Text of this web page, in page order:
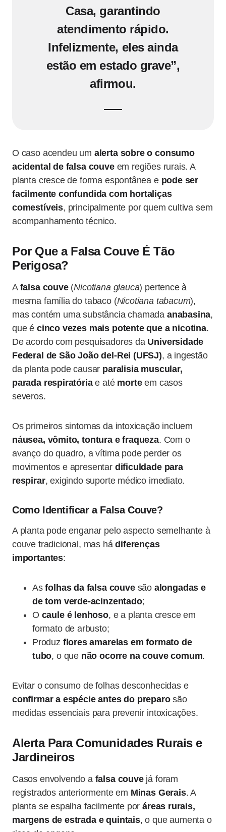
Casa, garantindo
atendimento rápido.
Infelizmente, eles ainda
estão em estado grave”,
afirmou.
O caso acendeu um alerta sobre o consumo
acidental de falsa couveem regiões rurais. A
planta cresce de forma espontânea e pode ser
facilmente confundida com hortaliças
comestíveis, principalmente por quem cultiva sem
acompanhamento técnico.
Por Que a Falsa Couve É Tão
Perigosa?
A falsa couve(Nicotiana glauca) pertence à
mesma família do tabaco (Nicotiana tabacum),
mas contém uma substância chamada anabasina,
que é cinco vezes mais potente que a nicotina.
De acordo com pesquisadores da Universidade
Federal de São João del-Rei (UFSJ), a ingestão
da planta pode causar paralisia muscular,
parada respiratóriae até morteem casos
severos.
Os primeiros sintomas da intoxicação incluem
náusea, vômito, tontura e fraqueza. Com o
avanço do quadro, a vítima pode perder os
movimentos e apresentar dificuldade para
respirar, exigindo suporte médico imediato.
Como Identificar a Falsa Couve?
A planta pode enganar pelo aspecto semelhante à
couve tradicional, mas hádiferenças
importantes:
Asfolhas da falsa couvesão alongadas e
de tom verde-acinzentado;
O caule é lenhoso, e a planta cresce em
formato de arbusto;
Produz flores amarelas em formato de
tubo, o que não ocorre na couve comum.
Evitar o consumo de folhas desconhecidas e
confirmar a espécie antes do preparosão
medidas essenciais para prevenir intoxicações.
Alerta Para Comunidades Rurais e
Jardineiros
Casos envolvendo a falsa couvejá foram
registrados anteriormente em Minas Gerais. A
planta se espalha facilmente poráreas rurais,
margens de estrada e quintais, o que aumenta o